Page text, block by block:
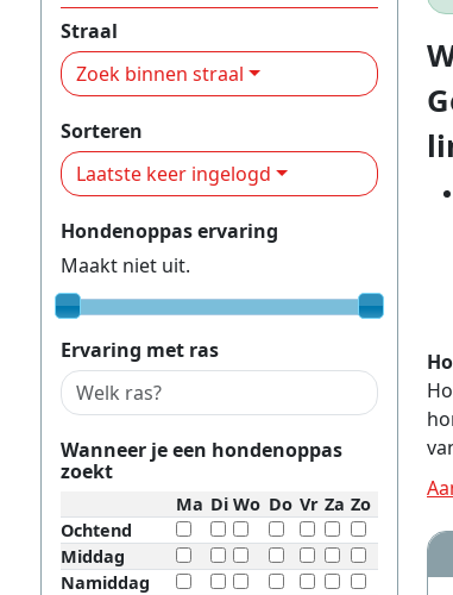
Straal
Zoek binnen straal
Sorteren
Laatste keer ingelogd
Hondenoppas ervaring
Maakt niet uit.
Ervaring met ras
Wanneer je een hondenoppas
zoekt
Ma Di Wo Do Vr Za Zo
Ochtend
Middag
Namiddag